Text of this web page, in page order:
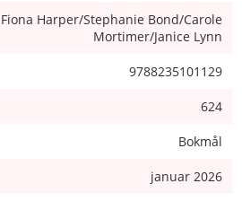
Fiona Harper/Stephanie Bond/Carole
Mortimer/Janice Lynn
9788235101129
624
Bokmål
januar 2026